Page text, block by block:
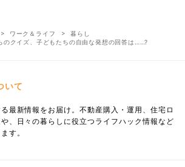
ワーク＆ライフ
暮らし
のクイズ、子どもたちの自由な発想の回答は……?
いて
最新情報をお届け。不動産購入・運用、住宅ロ
、日々の暮らしに役立つライフハック情報など
す。